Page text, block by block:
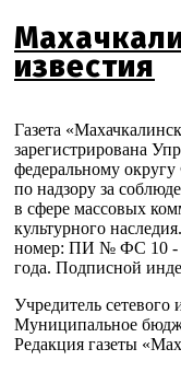
известия
Газета
зарегистрирована
федеральному
по надзору за
в сфере массовых
культурного
номер: ПИ № ФС 10 -
года. Подписной
Учредитель сетевого
Муниципальное
Редакция газеты